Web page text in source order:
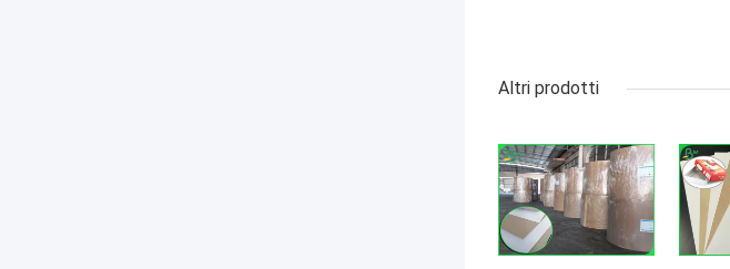
Altri prodotti